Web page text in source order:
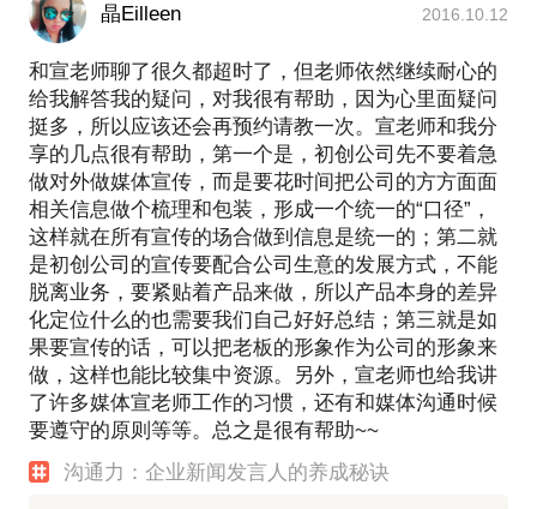
晶Eilleen 2016.10.12
和宣老师聊了很久都超时了，但老师依然继续耐心的
给我解答我的疑问，对我很有帮助，因为心里面疑问
挺多，所以应该还会再预约请教一次。宣老师和我分
享的几点很有帮助，第一个是，初创公司先不要着急
做对外做媒体宣传，而是要花时间把公司的方方面面
相关信息做个梳理和包装，形成一个统一的“口径”，
这样就在所有宣传的场合做到信息是统一的；第二就
是初创公司的宣传要配合公司生意的发展方式，不能
脱离业务，要紧贴着产品来做，所以产品本身的差异
化定位什么的也需要我们自己好好总结；第三就是如
果要宣传的话，可以把老板的形象作为公司的形象来
做，这样也能比较集中资源。另外，宣老师也给我讲
了许多媒体宣老师工作的习惯，还有和媒体沟通时候
要遵守的原则等等。总之是很有帮助~~
沟通力：企业新闻发言人的养成秘诀